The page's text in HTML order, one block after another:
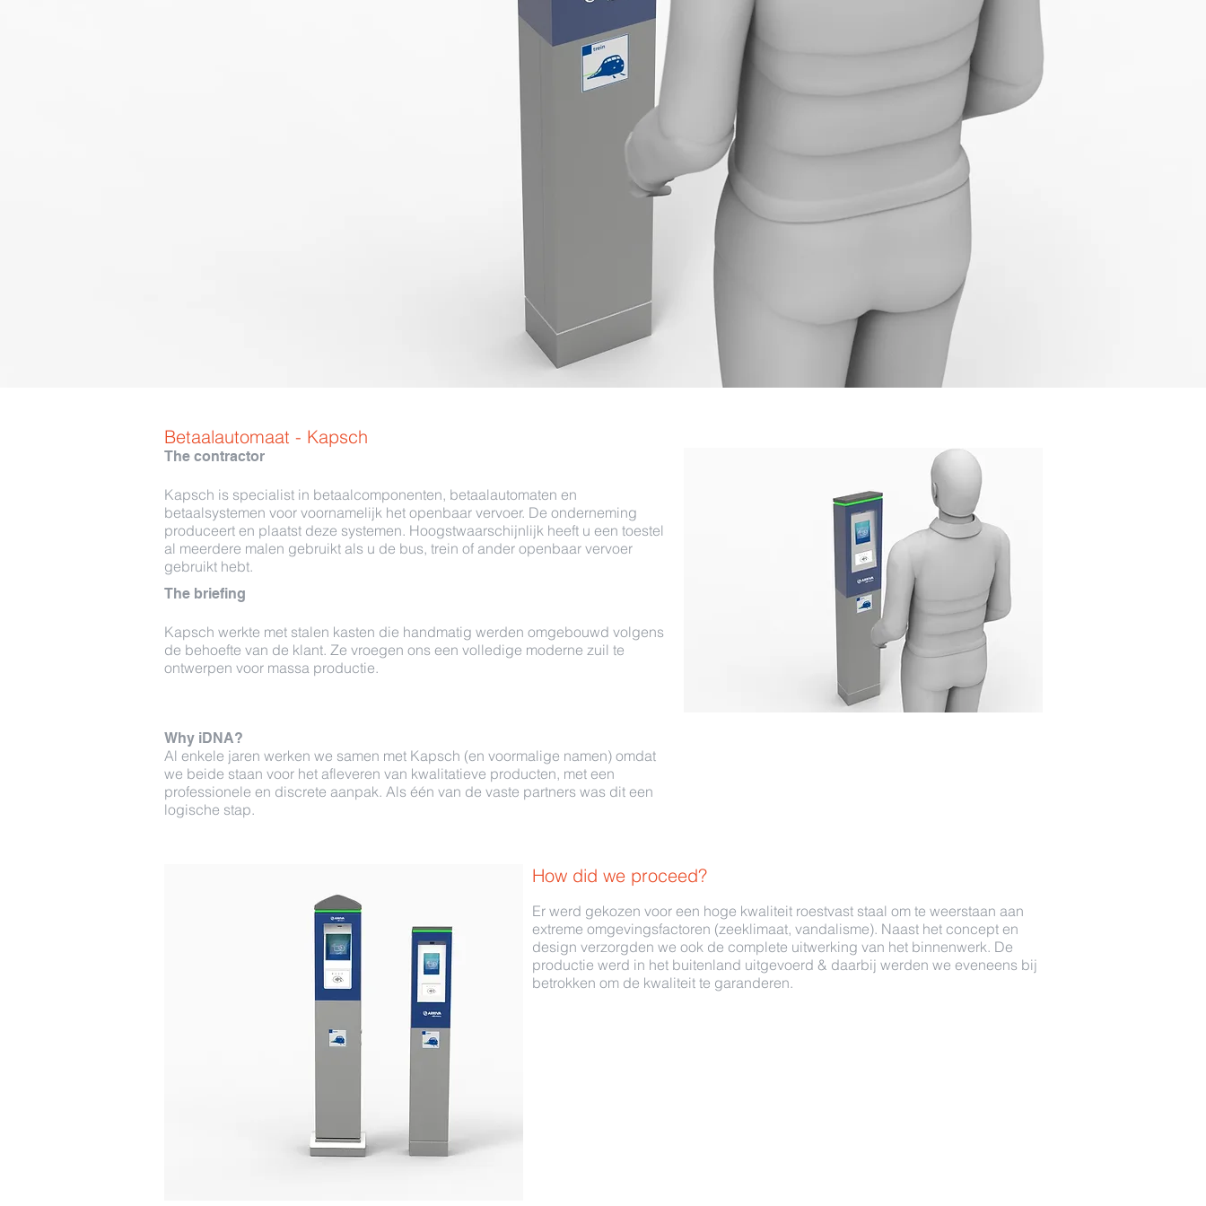
Betaalautomaat - Kapsch
The contractor
Kapsch is specialist in betaalcomponenten, betaalautomaten en
betaalsystemen voor voornamelijk het openbaar vervoer. De onderneming
produceert en plaatst deze systemen. Hoogstwaarschijnlijk heeft u een toestel
al meerdere malen gebruikt als u de bus, trein of ander openbaar vervoer
gebruikt hebt.
The briefing
Kapsch werkte met stalen kasten die handmatig werden omgebouwd volgens
de behoefte van de klant. Ze vroegen ons een volledige moderne zuil te
ontwerpen voor massa productie.
Why iDNA?
Al enkele jaren werken we samen met Kapsch (en voormalige namen) omdat
we beide staan voor het afleveren van kwalitatieve producten, met een
professionele en discrete aanpak. Als één van de vaste partners was dit een
logische stap.
How did we proceed?
Er werd gekozen voor een hoge kwaliteit roestvast staal om te weerstaan aan
extreme omgevingsfactoren (zeeklimaat, vandalisme). Naast het concept en
design verzorgden we ook de complete uitwerking van het binnenwerk. De
productie werd in het buitenland uitgevoerd & daarbij werden we eveneens bij
betrokken om de kwaliteit te garanderen.